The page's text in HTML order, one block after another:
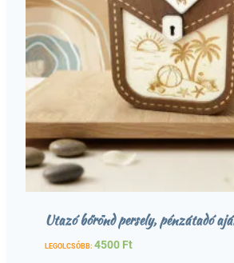
Utazó bőrönd persely, pénzátadó
LEGOLCSÓBB: 4500 Ft